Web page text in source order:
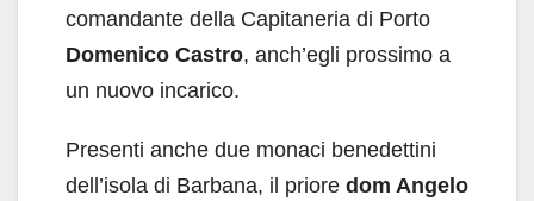
comandante della Capitaneria di Porto
Domenico Castro, anch’egli prossimo a
un nuovo incarico.
Presenti anche due monaci benedettini
dell’isola di Barbana, il priore dom Angelo